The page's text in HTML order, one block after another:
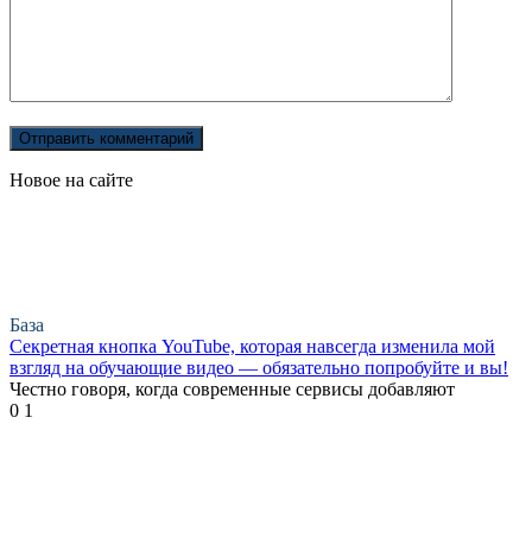
Новое на сайте
База
Секретная кнопка YouTube, которая навсегда изменила мой
взгляд на обучающие видео — обязательно попробуйте и вы!
Честно говоря, когда современные сервисы добавляют
0 1